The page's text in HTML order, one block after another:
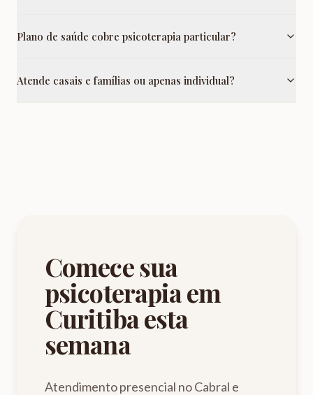
Plano de saúde cobre psicoterapia particular?
Atende casais e famílias ou apenas individual?
Comece sua
psicoterapia em
Curitiba esta
semana
Atendimento presencial no Cabral e